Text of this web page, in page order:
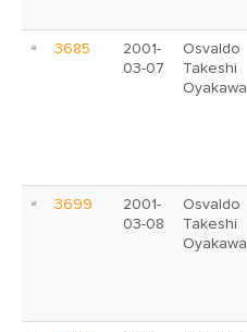
3685
2001-
03-07
Osvaldo
Takeshi
Oyakawa
3699
2001-
03-08
Osvaldo
Takeshi
Oyakawa